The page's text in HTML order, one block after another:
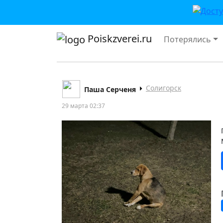
Poiskzverei.ru Потерялись
Паша Серченя Солигорск
29 марта 02:37